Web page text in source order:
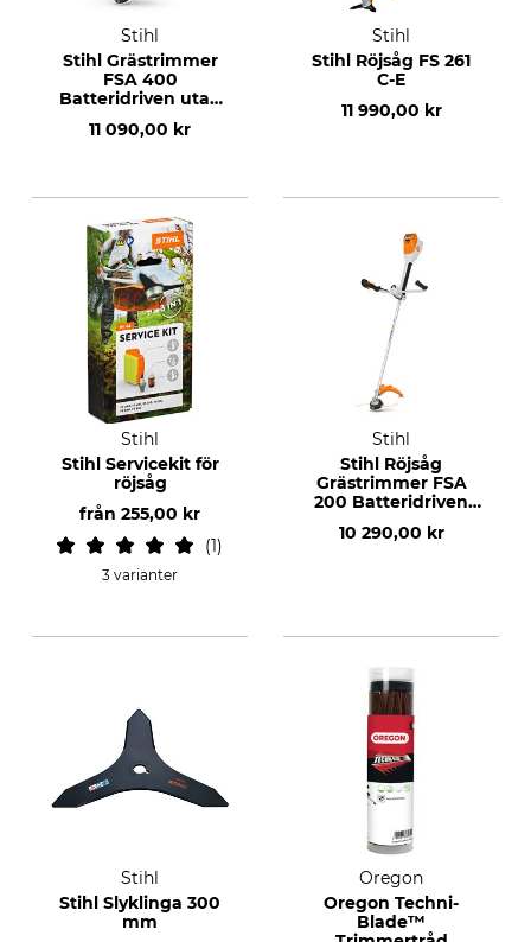
Stihl
Stihl Grästrimmer
FSA 400
Batteridriven utan
batteri och laddare
11 090,00 kr
Stihl
Stihl Röjsåg FS 261
C-E
11 990,00 kr
Stihl
Stihl Servicekit för
röjsåg
från 255,00 kr
1
3 varianter
Stihl
Stihl Röjsåg
Grästrimmer FSA
200 Batteridriven
utan batteri och
laddare
10 290,00 kr
Stihl
Stihl Slyklinga 300
mm
Oregon
Oregon Techni-
Blade™